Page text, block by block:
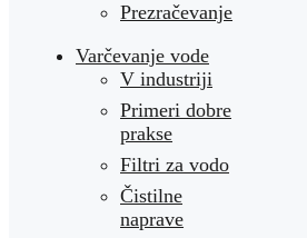
Prezračevanje
Varčevanje vode
V industriji
Primeri dobre
prakse
Filtri za vodo
Čistilne
naprave